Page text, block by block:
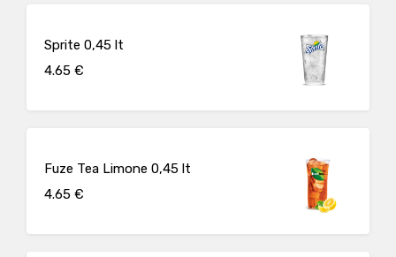
Sprite 0,45 lt
4.65 €
Fuze Tea Limone 0,45 lt
4.65 €